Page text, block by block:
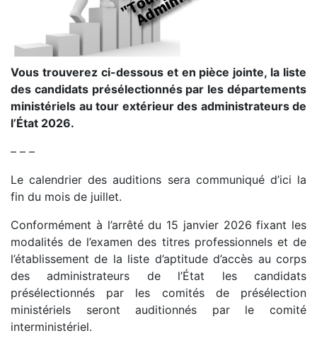
Vous trouverez ci-dessous et en pièce jointe, la liste
des candidats présélectionnés par les départements
ministériels au tour extérieur des administrateurs de
l’État 2026.
– – –
Le calendrier des auditions sera communiqué d’ici la
fin du mois de juillet.
Conformément à l’arrêté du 15 janvier 2026 fixant les
modalités de l’examen des titres professionnels et de
l’établissement de la liste d’aptitude d’accès au corps
des administrateurs de l’État les candidats
présélectionnés par les comités de présélection
ministériels seront auditionnés par le comité
interministériel.